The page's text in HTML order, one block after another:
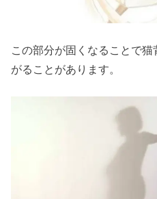
この部分が固くなることで
がることがあります。